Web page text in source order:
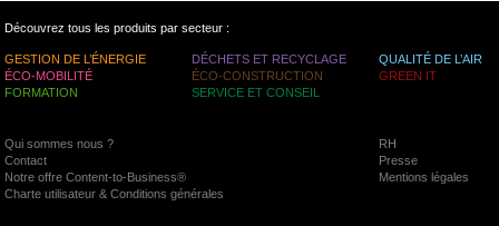
Découvrez tous les produits par secteur :
GESTION DE L’ÉNERGIE DÉCHETS ET RECYCLAGE
QUALITÉ DE L’AIR
ÉCO-MOBILITÉ
ÉCO-CONSTRUCTION
GREEN IT
FORMATION
SERVICE ET CONSEIL
Qui sommes nous ?
RH
Contact
Presse
Notre offre Content-to-Business®
Mentions légales
Charte utilisateur & Conditions générales